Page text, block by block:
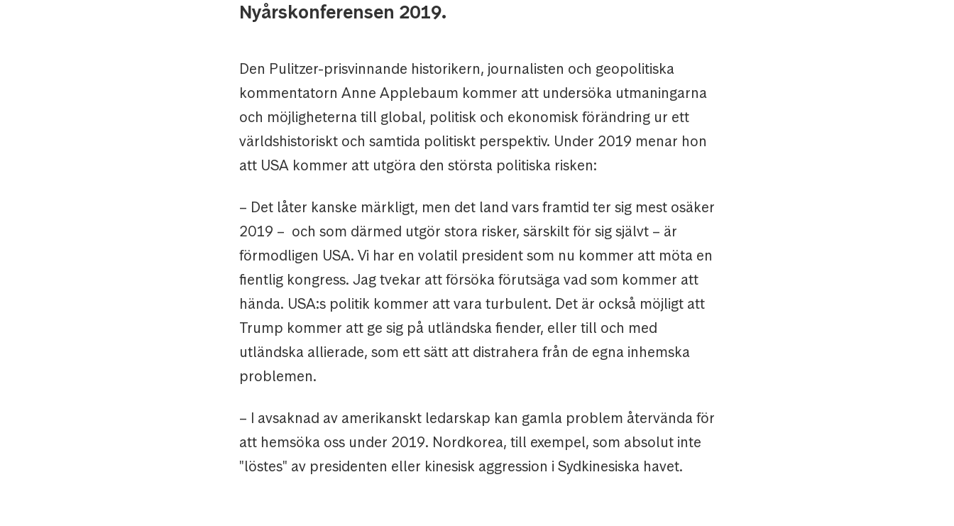
Nyårskonferensen 2019.
Den Pulitzer-prisvinnande historikern, journalisten och geopolitiska
kommentatorn Anne Applebaum kommer att undersöka utmaningarna
och möjligheterna till global, politisk och ekonomisk förändring ur ett
världshistoriskt och samtida politiskt perspektiv. Under 2019 menar hon
att USA kommer att utgöra den största politiska risken:
– Det låter kanske märkligt, men det land vars framtid ter sig mest osäker
2019 – och som därmed utgör stora risker, särskilt för sig självt – är
förmodligen USA. Vi har en volatil president som nu kommer att möta en
fientlig kongress. Jag tvekar att försöka förutsäga vad som kommer att
hända. USA:s politik kommer att vara turbulent. Det är också möjligt att
Trump kommer att ge sig på utländska fiender, eller till och med
utländska allierade, som ett sätt att distrahera från de egna inhemska
problemen.
– I avsaknad av amerikanskt ledarskap kan gamla problem återvända för
att hemsöka oss under 2019. Nordkorea, till exempel, som absolut inte
"löstes" av presidenten eller kinesisk aggression i Sydkinesiska havet.